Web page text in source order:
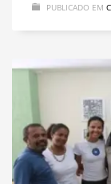
PUBLICADO EM